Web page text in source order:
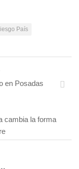
País
en Posadas
cambia la forma